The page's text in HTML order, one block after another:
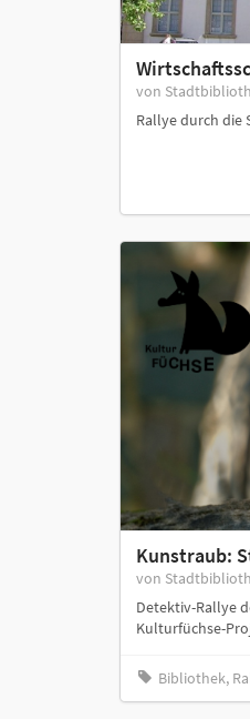
von
Rallye durch die
Kunstraub:
von
Detektiv-Rallye
Kulturfüchse-
Bibliothek,